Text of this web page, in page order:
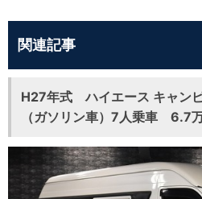
関連記事
H27年式 ハイエース キャン
（ガソリン車）7人乗車 6.7